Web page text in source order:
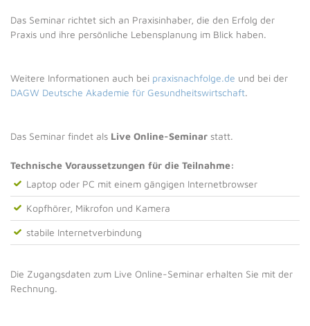
Das Seminar richtet sich an Praxisinhaber, die den Erfolg der
Praxis und ihre persönliche Lebensplanung im Blick haben.
Weitere Informationen auch bei praxisnachfolge.de und bei der
DAGW Deutsche Akademie für Gesundheitswirtschaft.
Das Seminar findet als Live Online-Seminar statt.
Technische Voraussetzungen für die Teilnahme:
Laptop oder PC mit einem gängigen Internetbrowser
Kopfhörer, Mikrofon und Kamera
stabile Internetverbindung
Die Zugangsdaten zum Live Online-Seminar erhalten Sie mit der
Rechnung.